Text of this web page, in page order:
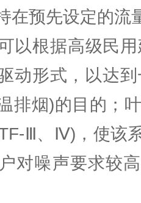
在预先设定的流
以根据高级民
动形式，以达
排烟)的目的；
Ⅲ、Ⅳ)，使该
对噪声要求较